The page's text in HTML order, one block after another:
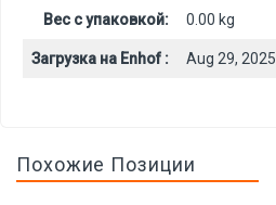
Вес с упаковкой: 0.00 kg
Загрузка на Enhof : Aug 29, 2025
Похожие Позиции